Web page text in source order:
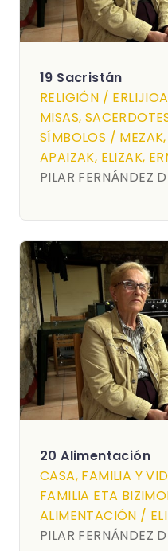
19 Sacristán
RELIGIÓN / ERLIJIOA
MISAS,
SÍMBOLOS / MEZAK,
APAIZAK, ELIZAK,
PILAR FERNÁNDEZ
20 Alimentación
CASA, FAMILIA Y
FAMILIA ETA
ALIMENTACIÓN /
PILAR FERNÁNDEZ